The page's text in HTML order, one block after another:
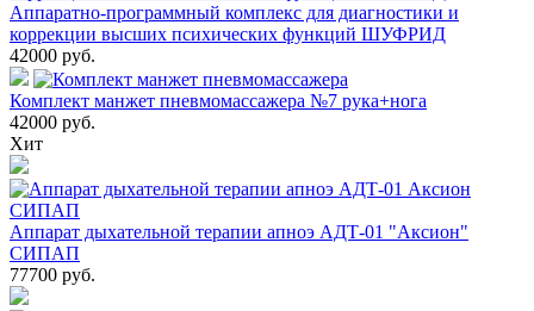
Аппаратно-программный комплекс для диагностики и
коррекции высших психических функций ШУФРИД
42000 руб.
Комплект манжет пневмомассажера №7 рука+нога
42000 руб.
Хит
Аппарат дыхательной терапии апноэ АДТ-01 "Аксион"
СИПАП
77700 руб.